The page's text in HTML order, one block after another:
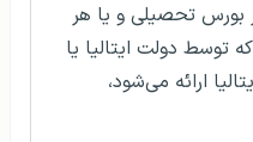
بورس تحصیلی و یا هر
توسط دولت ایتالیا یا
ارائه می‌شود،